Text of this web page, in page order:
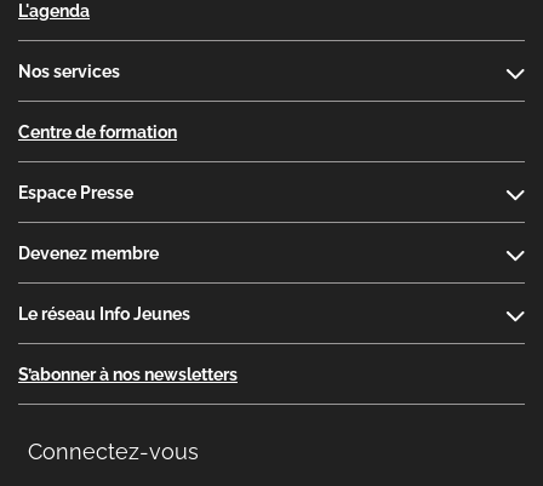
L'agenda
Nos services
Centre de formation
Espace Presse
Devenez membre
Le réseau Info Jeunes
S’abonner à nos newsletters
Connectez-vous